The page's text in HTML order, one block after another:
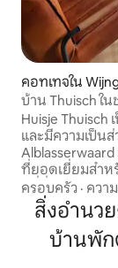
คอทเทจใน
บ้าน Thuisch ใ
เตอร์ดัม
Huisje
และมีความเป็นส่
ที่ยอดเยี่ยมสำห
ผู้ที่ชื่นชอบวัฒน
Kinderdijk,
ทางน้ำ)
รถไฟอยู่ห่างออ
เดินทางโดยรถ
ครอบครัว · ควา
สิ่งอำนว
บ้านพัก